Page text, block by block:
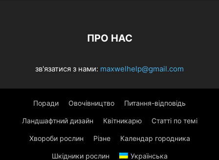
ПРО НАС
зв'язатися з нами: maxwelhelp@gmail.com
Поради Овочівництво Питання-відповідь
Ландшафтний дизайн Квітникарю Статті по темі
Хвороби рослин Різне Календар городника
Шкідники рослин Українська